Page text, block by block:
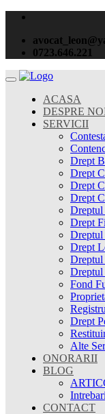
0723.646.221
ACASA
DESPRE
SERVICII
Drept
Drept
Drept
Drept
Dreptul
Drept
Dreptul
Drept
Dreptul
Fond
Drept
Alte
ONORARII
BLOG
CONTACT